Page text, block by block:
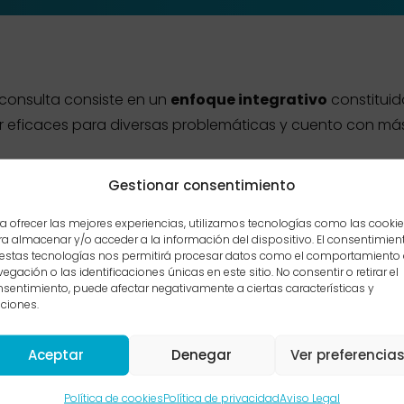
Gestionar consentimiento
ofrecer las mejores experiencias, utilizamos tecnologías como las
almacenar y/o acceder a la información del dispositivo. El
tecnologías nos permitirá procesar datos como el comportamiento
o las identificaciones únicas en este sitio. No consentir o retirar el
puede afectar negativamente a ciertas características y
Aceptar Denegar Ver preferencias
Política de cookiesPolítica de privacidadAviso Legal
consiste en un enfoque integrativo
para diversas problemáticas y cuento con
Terapia sexual
→